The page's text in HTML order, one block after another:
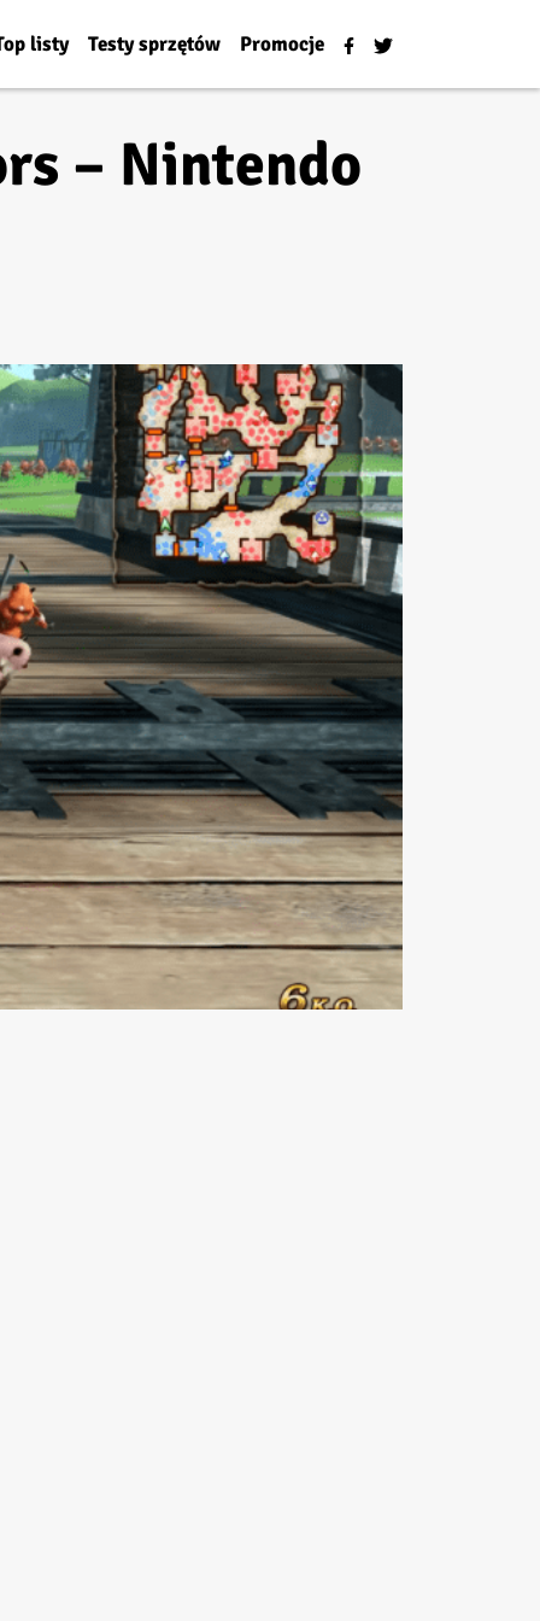
listy Testy sprzętów Promocje
– Nintendo